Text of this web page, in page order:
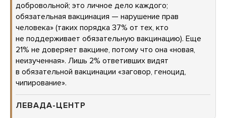
добровольной; это личное дело каждого;
обязательная вакцинация — нарушение прав
человека» (таких порядка 37% от тех, кто
не поддерживает обязательную вакцинацию). Еще
21% не доверяет вакцине, потому что она «новая,
неизученная». Лишь 2% ответивших видят
в обязательной вакцинации «заговор, геноцид,
чипирование».
ЛЕВАДА-ЦЕНТР